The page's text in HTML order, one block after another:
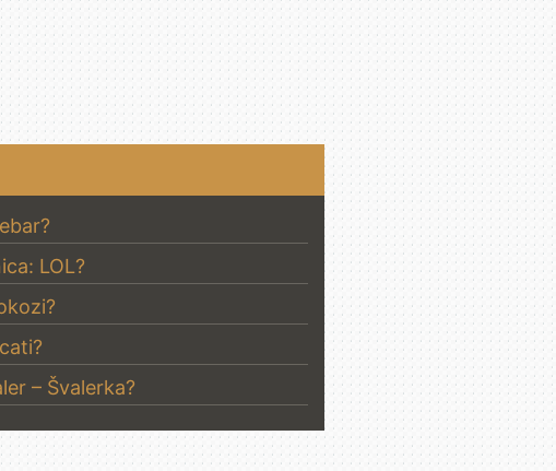
LOL?
– Švalerka?